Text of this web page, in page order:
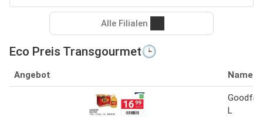
Alle Filialen
Eco Preis Transgourmet🕒
Angebot Name
Goodfry
L